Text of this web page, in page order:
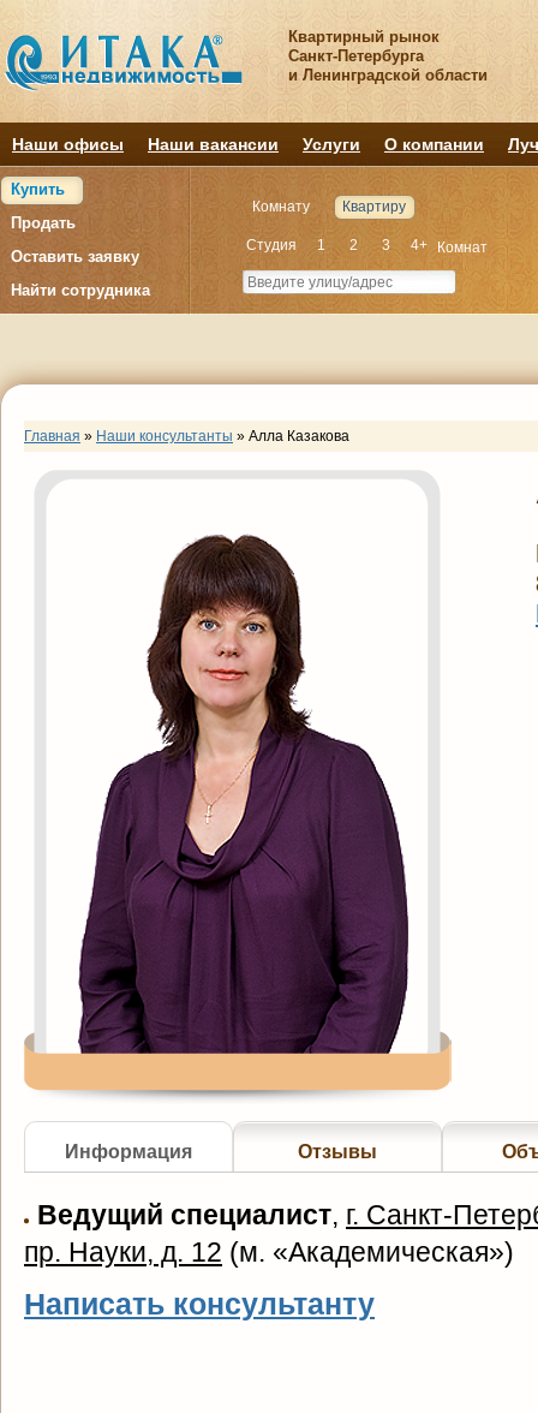
Квартирный рынок
Санкт-Петербурга
и Ленинградской области
Наши офисы Наши вакансии Услуги О компании
Купить
Продать
Оставить заявку
Найти сотрудника
Комнату Квартиру
Студия 1 2 3 4+ Комнат
Главная » Наши консультанты » Алла Казакова
Информация Отзывы
Ведущий специалист, г. Санкт-
пр. Науки, д. 12 (м. «Академическая»)
Написать консультанту